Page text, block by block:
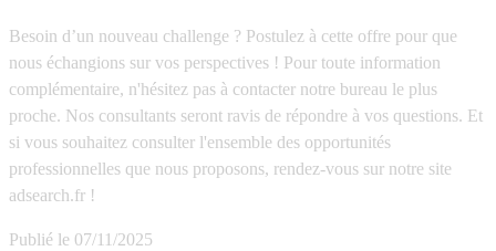
Besoin d’un nouveau challenge ? Postulez à cette offre pour que
nous échangions sur vos perspectives ! Pour toute information
complémentaire, n'hésitez pas à contacter notre bureau le plus
proche. Nos consultants seront ravis de répondre à vos questions. Et
si vous souhaitez consulter l'ensemble des opportunités
professionnelles que nous proposons, rendez-vous sur notre site
adsearch.fr !
Publié le 07/11/2025